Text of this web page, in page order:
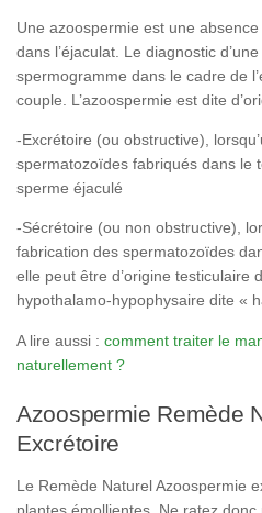
Une azoospermie est une
dans l’éjaculat. Le diagnostic
spermogramme dans le cadre de
couple. L’azoospermie est dite
-Excrétoire (ou obstructive),
spermatozoïdes fabriqués dans le
sperme éjaculé
-Sécrétoire (ou non obstructive),
fabrication des spermatozoïdes
elle peut être d’origine testiculaire
hypothalamo-hypophysaire dite «
A lire aussi : comment traiter le
naturellement ?
Azoospermie Remède
Excrétoire
Le Remède Naturel Azoospermie
plantes émollientes. Ne ratez donc